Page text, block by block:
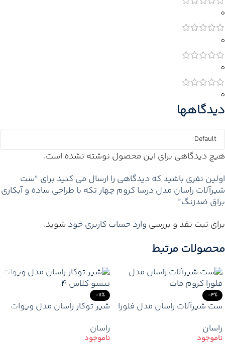
0
0
0
0
دیدگاهها
هیچ دیدگاهی برای این محصول نوشته نشده است.
اولین نفری باشید که دیدگاهی را ارسال می کنید برای “ست
شیرآلات راسان مدل درسا کروم چهار تکه با طراحی ساده و آبکاری
براق ضدزنگ”
برای ثبت نقد و بررسی وارد حساب کاربری خود شوید.
محصولات مرتبط
-4%
ست شیرآلات راسان مدل فلورا
بدنه برنجی ضدزنگ
راسان
-11%
شیر توکار راسان مدل ویوات
با آبکاری متنوع
راسان